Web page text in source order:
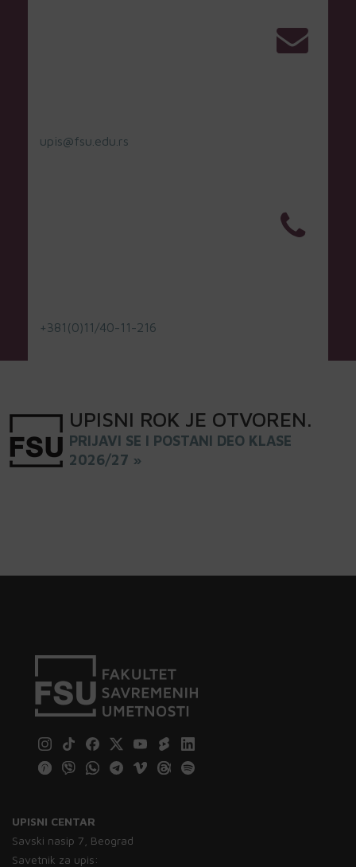
upis@fsu.edu.rs
+381(0)11/40-11-216
UPISNI ROK JE OTVOREN.
PRIJAVI SE I POSTANI DEO KLASE
2026/27 »
UPISNI CENTAR
Savski nasip 7, Beograd
Savetnik za upis: